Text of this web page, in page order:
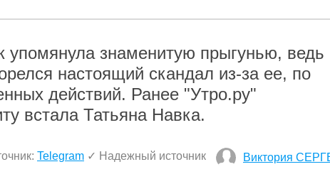
упомянула знаменитую прыгунью, ведь
настоящий скандал из-за ее, по
действий. Ранее "Утро.ру"
встала Татьяна Навка.
Telegram ✓ Надежный источник Виктория